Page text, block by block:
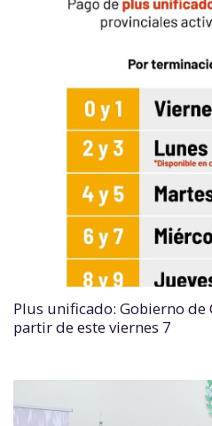
Plus unificado: Gobierno de
partir de este viernes 7